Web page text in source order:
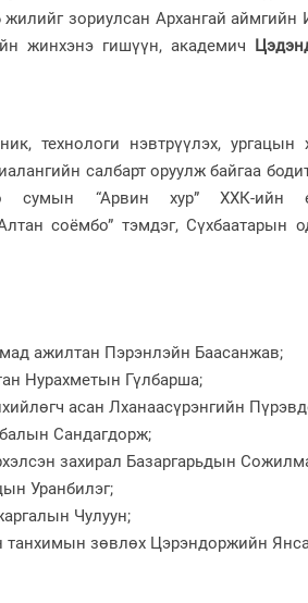
зориулсан Архангай аймгийн
жинхэнэ гишүүн, академич
технологи нэвтрүүлэх, ургацын
салбарт оруулж байгаа
“Арвин хур” ХХК-ийн
соёмбо” тэмдэг, Сүхбаатарын
ажилтан Пэрэнлэйн Баасанжав;
Нурахметын Гүлбарша;
асан Лханаасүрэнгийн
Сандагдорж;
захирал Базаргарьдын
Уранбилэг;
Чулуун;
зөвлөх Цэрэндоржийн